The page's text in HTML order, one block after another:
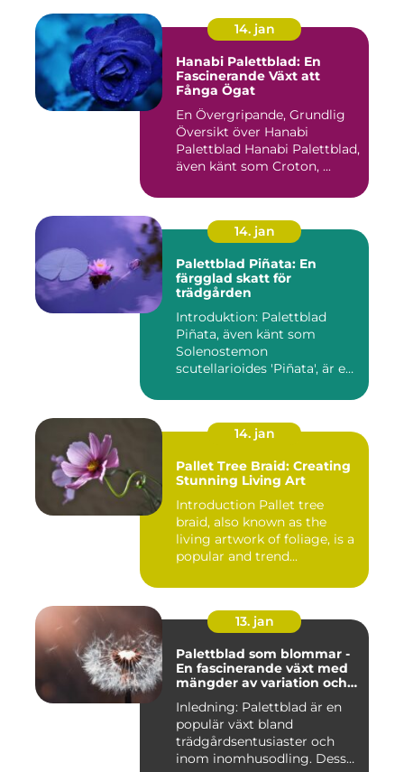
14. jan
Hanabi Palettblad: En
Fascinerande Växt att
Fånga Ögat
En Övergripande, Grundlig
Översikt över Hanabi
Palettblad Hanabi Palettblad,
även känt som Croton, ...
14. jan
Palettblad Piñata: En
färgglad skatt för
trädgården
Introduktion: Palettblad
Piñata, även känt som
Solenostemon
scutellarioides 'Piñata', är en
14. jan
Pallet Tree Braid: Creating
Stunning Living Art
Introduction Pallet tree
braid, also known as the
living artwork of foliage, is a
popular and trend...
13. jan
Palettblad som blommar -
En fascinerande växt med
mängder av variation och
Inledning: Palettblad är en
populär växt bland
trädgårdsentusiaster och
inom inomhusodling. Dess